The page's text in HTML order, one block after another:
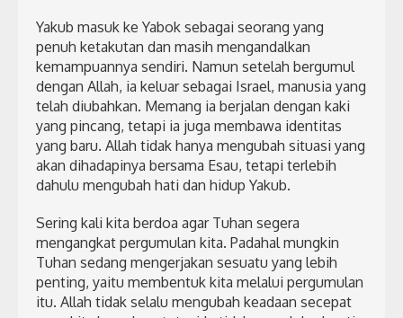
Yakub masuk ke Yabok sebagai seorang yang
penuh ketakutan dan masih mengandalkan
kemampuannya sendiri. Namun setelah bergumul
dengan Allah, ia keluar sebagai Israel, manusia yang
telah diubahkan. Memang ia berjalan dengan kaki
yang pincang, tetapi ia juga membawa identitas
yang baru. Allah tidak hanya mengubah situasi yang
akan dihadapinya bersama Esau, tetapi terlebih
dahulu mengubah hati dan hidup Yakub.
Sering kali kita berdoa agar Tuhan segera
mengangkat pergumulan kita. Padahal mungkin
Tuhan sedang mengerjakan sesuatu yang lebih
penting, yaitu membentuk kita melalui pergumulan
itu. Allah tidak selalu mengubah keadaan secepat